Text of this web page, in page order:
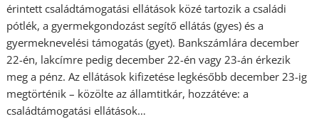
érintett családtámogatási ellátások közé tartozik a családi
pótlék, a gyermekgondozást segítő ellátás (gyes) és a
gyermeknevelési támogatás (gyet). Bankszámlára december
22-én, lakcímre pedig december 22-én vagy 23-án érkezik
meg a pénz. Az ellátások kifizetése legkésőbb december 23-ig
megtörténik – közölte az államtitkár, hozzátéve: a
családtámogatási ellátások…